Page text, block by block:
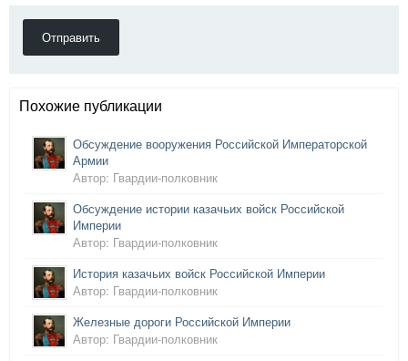
Отправить
Похожие публикации
Обсуждение вооружения Российской Императорской
Армии
Автор: Гвардии-полковник
Обсуждение истории казачьих войск Российской
Империи
Автор: Гвардии-полковник
История казачьих войск Российской Империи
Автор: Гвардии-полковник
Железные дороги Российской Империи
Автор: Гвардии-полковник